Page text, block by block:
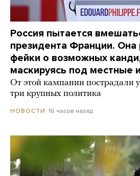
Россия пытается
президента Франции. Она
фейки о возможных
маскируясь под местные
От этой кампании пострадали
три крупных политика
НОВОСТИ 16 часов назад